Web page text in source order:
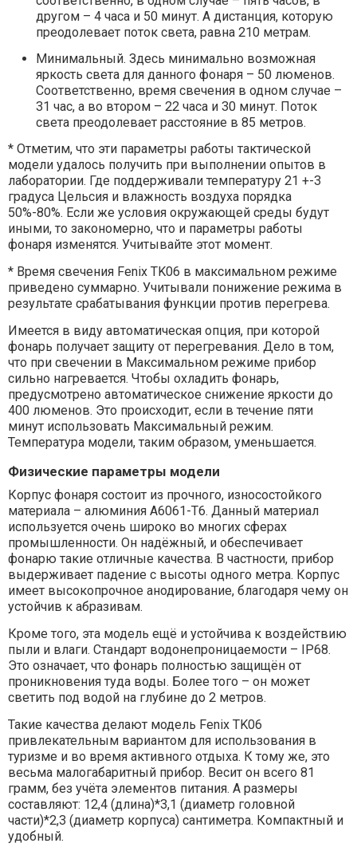
другом – 4 часа и 50 минут. А дистанция, которую
преодолевает поток света, равна 210 метрам.
Минимальный. Здесь минимально возможная
яркость света для данного фонаря – 50 люменов.
Соответственно, время свечения в одном случае –
31 час, а во втором – 22 часа и 30 минут. Поток
света преодолевает расстояние в 85 метров.
* Отметим, что эти параметры работы тактической
модели удалось получить при выполнении опытов в
лаборатории. Где поддерживали температуру 21 +-3
градуса Цельсия и влажность воздуха порядка
50%-80%. Если же условия окружающей среды будут
иными, то закономерно, что и параметры работы
фонаря изменятся. Учитывайте этот момент.
* Время свечения Fenix TK06 в максимальном режиме
приведено суммарно. Учитывали понижение режима в
результате срабатывания функции против перегрева.
Имеется в виду автоматическая опция, при которой
фонарь получает защиту от перегревания. Дело в том,
что при свечении в Максимальном режиме прибор
сильно нагревается. Чтобы охладить фонарь,
предусмотрено автоматическое снижение яркости до
400 люменов. Это происходит, если в течение пяти
минут использовать Максимальный режим.
Температура модели, таким образом, уменьшается.
Физические параметры модели
Корпус фонаря состоит из прочного, износостойкого
материала – алюминия А6061-Т6. Данный материал
используется очень широко во многих сферах
промышленности. Он надёжный, и обеспечивает
фонарю такие отличные качества. В частности, прибор
выдерживает падение с высоты одного метра. Корпус
имеет высокопрочное анодирование, благодаря чему он
устойчив к абразивам.
Кроме того, эта модель ещё и устойчива к воздействию
пыли и влаги. Стандарт водонепроницаемости – IP68.
Это означает, что фонарь полностью защищён от
проникновения туда воды. Более того – он может
светить под водой на глубине до 2 метров.
Такие качества делают модель Fenix TK06
привлекательным вариантом для использования в
туризме и во время активного отдыха. К тому же, это
весьма малогабаритный прибор. Весит он всего 81
грамм, без учёта элементов питания. А размеры
составляют: 12,4 (длина)*3,1 (диаметр головной
части)*2,3 (диаметр корпуса) сантиметра. Компактный и
удобный.